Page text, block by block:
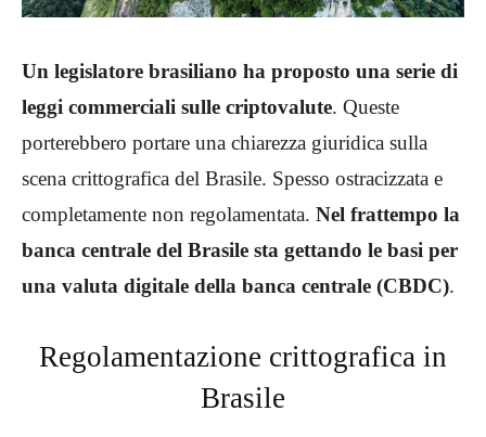
Un legislatore brasiliano ha proposto una serie di
leggi commerciali sulle criptovalute. Queste
porterebbero portare una chiarezza giuridica sulla
scena crittografica del Brasile. Spesso ostracizzata e
completamente non regolamentata. Nel frattempo la
banca centrale del Brasile sta gettando le basi per
una valuta digitale della banca centrale (CBDC).
Regolamentazione crittografica in
Brasile